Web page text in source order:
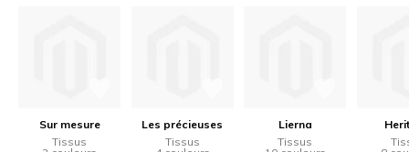
Sur mesure
Tissus
Les précieuses
Tissus
Lierna
Tissus